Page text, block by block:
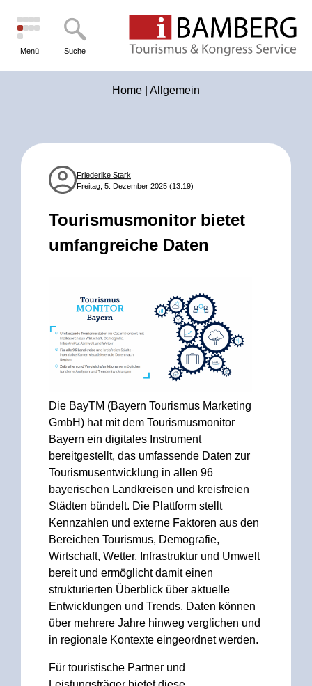
Menü Suche
Home Allgemein
Friederike Stark
Freitag, 5. Dezember 2025 (13:19)
Tourismusmonitor bietet
umfangreiche Daten
Die BayTM (Bayern Tourismus Marketing
GmbH) hat mit dem Tourismusmonitor
Bayern ein digitales Instrument
bereitgestellt, das umfassende Daten zur
Tourismusentwicklung in allen 96
bayerischen Landkreisen und kreisfreien
Städten bündelt. Die Plattform stellt
Kennzahlen und externe Faktoren aus den
Bereichen Tourismus, Demografie,
Wirtschaft, Wetter, Infrastruktur und Umwelt
bereit und ermöglicht damit einen
strukturierten Überblick über aktuelle
Entwicklungen und Trends. Daten können
über mehrere Jahre hinweg verglichen und
in regionale Kontexte eingeordnet werden.
Für touristische Partner und